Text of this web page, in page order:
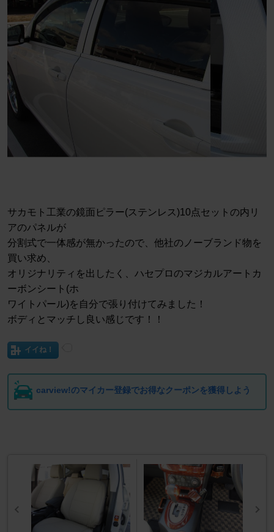
サカモト工業の鏡面ピラー(ステンレス)10点セットの内リ
アのパネルが
分割式で一体感が無かったので、他社のノーブランド物を
買い求め、
オリジナリティを出したく、ハセプロのマジカルアートカ
ーボンシート(ホ
ワイトパール)を自分で張り付けてみました！
ボディとマッチし良い感じです！！
イイね！
carview!のマイカー登録でお得なクーポンを獲得しよう